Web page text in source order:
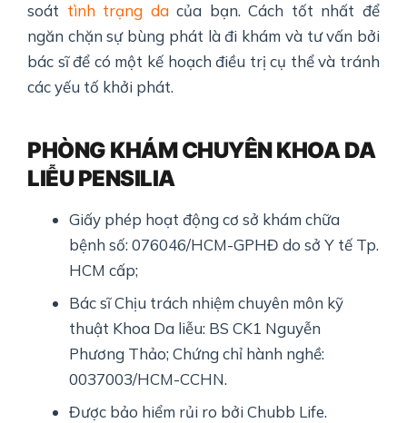
soát tình trạng dacủa bạn. Cách tốt nhất để
ngăn chặn sự bùng phát là đi khám và tư vấn bởi
bác sĩ để có một kế hoạch điều trị cụ thể và tránh
các yếu tố khởi phát.
PHÒNG KHÁM CHUYÊN KHOA DA
LIỄU PENSILIA
Giấy phép hoạt động cơ sở khám chữa
bệnh số: 076046/HCM-GPHĐ do sở Y tế Tp.
HCM cấp;
Bác sĩ Chịu trách nhiệm chuyên môn kỹ
thuật Khoa Da liễu: BS CK1 Nguyễn
Phương Thảo; Chứng chỉ hành nghề:
0037003/HCM-CCHN.
Được bảo hiểm rủi ro bởi Chubb Life.